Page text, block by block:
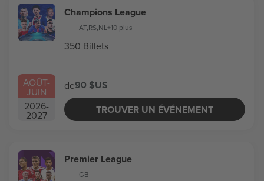
AOÛT-
JUIN
2026-
2027
Champions League
AT,RS,NL+10 plus
350 Billets
de90 $US
TROUVER UN ÉVÉNEMENT
Premier League
GB